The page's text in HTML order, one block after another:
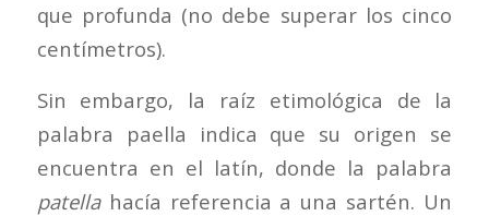
que profunda (no debe superar los cinco
centímetros).
Sin embargo, la raíz etimológica de la
palabra paella indica que su origen se
encuentra en el latín, donde la palabra
patellahacía referencia a una sartén. Un